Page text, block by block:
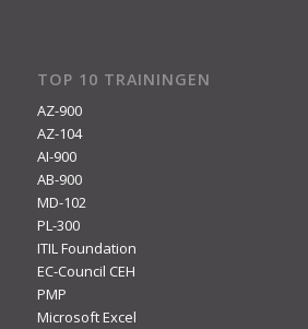
TOP 10 TRAININGEN
AZ-900
AZ-104
AI-900
AB-900
MD-102
PL-300
ITIL Foundation
EC-Council CEH
PMP
Microsoft Excel